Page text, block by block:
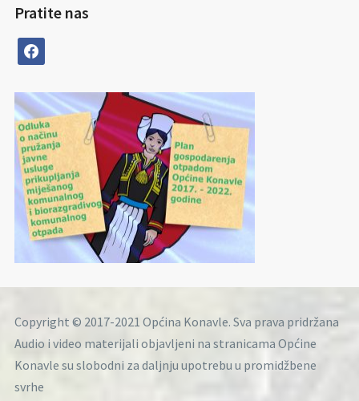
Pratite nas
facebook
Copyright © 2017-2021 Općina Konavle. Sva prava pridržana
Audio i video materijali objavljeni na stranicama Općine
Konavle su slobodni za daljnju upotrebu u promidžbene
svrhe